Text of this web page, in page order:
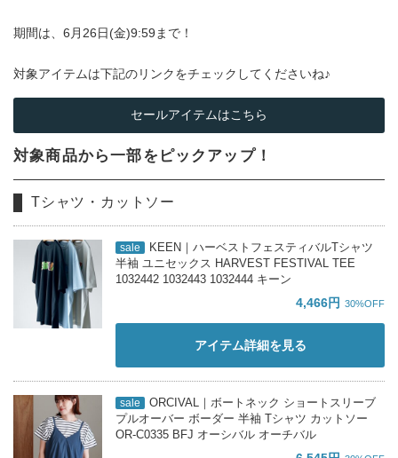
期間は、6月26日(金)9:59まで！
対象アイテムは下記のリンクをチェックしてくださいね♪
セールアイテムはこちら
対象商品から一部をピックアップ！
Tシャツ・カットソー
sale
KEEN｜ハーベストフェスティバルTシャツ
半袖 ユニセックス HARVEST FESTIVAL TEE
1032442 1032443 1032444 キーン
4,466円 30%OFF
アイテム詳細を見る
sale
ORCIVAL｜ボートネック ショートスリーブ
プルオーバー ボーダー 半袖 Tシャツ カットソー
OR-C0335 BFJ オーシバル オーチバル